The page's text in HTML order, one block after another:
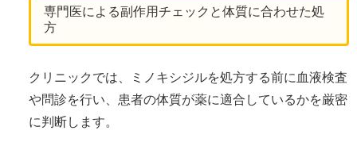
専門医による副作用チェックと体質に合わせた処
方
クリニックでは、ミノキシジルを処方する前に血液検査
や問診を行い、患者の体質が薬に適合しているかを厳密
に判断します。